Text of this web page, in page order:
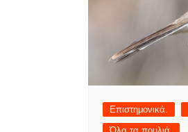
Επιστημονικά.